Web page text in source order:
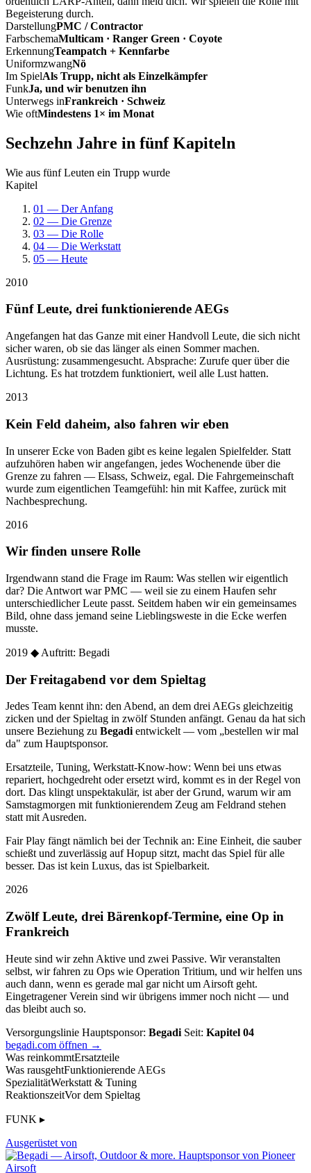
Begeisterung durch.
DarstellungPMC / Contractor
FarbschemaMulticam · Ranger Green · Coyote
ErkennungTeampatch + Kennfarbe
UniformzwangNö
Im SpielAls Trupp, nicht als Einzelkämpfer
FunkJa, und wir benutzen ihn
Unterwegs inFrankreich · Schweiz
Wie oftMindestens 1× im Monat
Sechzehn Jahre in fünf Kapiteln
Wie aus fünf Leuten ein Trupp wurde
Kapitel
01 — Der Anfang
02 — Die Grenze
03 — Die Rolle
04 — Die Werkstatt
05 — Heute
2010
Fünf Leute, drei funktionierende AEGs
Angefangen hat das Ganze mit einer Handvoll Leute, die sich nicht
sicher waren, ob sie das länger als einen Sommer machen.
Ausrüstung: zusammengesucht. Absprache: Zurufe quer über die
Lichtung. Es hat trotzdem funktioniert, weil alle Lust hatten.
2013
Kein Feld daheim, also fahren wir eben
In unserer Ecke von Baden gibt es keine legalen Spielfelder. Statt
aufzuhören haben wir angefangen, jedes Wochenende über die
Grenze zu fahren — Elsass, Schweiz, egal. Die Fahrgemeinschaft
wurde zum eigentlichen Teamgefühl: hin mit Kaffee, zurück mit
Nachbesprechung.
2016
Wir finden unsere Rolle
Irgendwann stand die Frage im Raum: Was stellen wir eigentlich
dar? Die Antwort war PMC — weil sie zu einem Haufen sehr
unterschiedlicher Leute passt. Seitdem haben wir ein gemeinsames
Bild, ohne dass jemand seine Lieblingsweste in die Ecke werfen
musste.
2019 ◆ Auftritt: Begadi
Der Freitagabend vor dem Spieltag
Jedes Team kennt ihn: den Abend, an dem drei AEGs gleichzeitig
zicken und der Spieltag in zwölf Stunden anfängt. Genau da hat sich
unsere Beziehung zu Begadientwickelt — vom „bestellen wir mal
da" zum Hauptsponsor.
Ersatzteile, Tuning, Werkstatt-Know-how: Wenn bei uns etwas
repariert, hochgedreht oder ersetzt wird, kommt es in der Regel von
dort. Das klingt unspektakulär, ist aber der Grund, warum wir am
Samstagmorgen mit funktionierendem Zeug am Feldrand stehen
statt mit Ausreden.
Fair Play fängt nämlich bei der Technik an: Eine Einheit, die sauber
schießt und zuverlässig auf Hopup sitzt, macht das Spiel für alle
besser. Das ist kein Luxus, das ist Spielbarkeit.
2026
Zwölf Leute, drei Bärenkopf-Termine, eine Op in
Frankreich
Heute sind wir zehn Aktive und zwei Passive. Wir veranstalten
selbst, wir fahren zu Ops wie Operation Tritium, und wir helfen uns
auch dann, wenn es gerade mal gar nicht um Airsoft geht.
Eingetragener Verein sind wir übrigens immer noch nicht — und
das bleibt auch so.
Versorgungslinie Hauptsponsor: Begadi Seit: Kapitel 04
begadi.com öffnen →
Was reinkommtErsatzteile
Was rausgehtFunktionierende AEGs
SpezialitätWerkstatt & Tuning
ReaktionszeitVor dem Spieltag
FUNK ▸
Ausgerüstet von